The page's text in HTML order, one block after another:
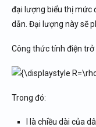
đại lượng biểu thị mức
dẫn. Đại lượng này sẽ
Công thức tính điện
Trong đó:
l là chiều dài của